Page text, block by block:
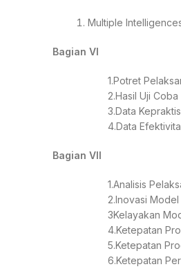
Multiple
Bagian VI
1.Potret
2.Hasil Uji
3.Data
4.Data
Bagian VII
1.Analisis
2.Inovasi
3Kelayakan
4.Ketepatan
5.Ketepatan
6.Ketepatan